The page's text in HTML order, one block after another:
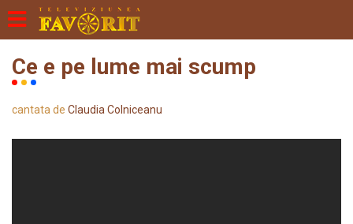
Ce e pe lume mai scump
cantata de Claudia Colniceanu